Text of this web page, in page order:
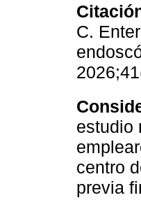
C.
estudio
centro
previa